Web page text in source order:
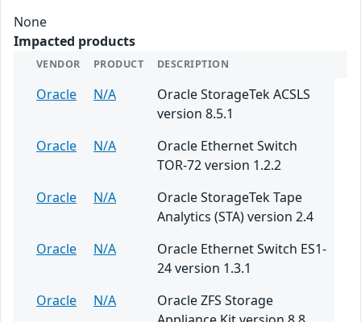
None
Impacted products
VENDOR PRODUCT DESCRIPTION
Oracle N/A
Oracle StorageTek ACSLS
version 8.5.1
Oracle
N/A
Oracle Ethernet Switch
TOR-72 version 1.2.2
Oracle
N/A
Oracle StorageTek Tape
Analytics (STA) version 2.4
Oracle
N/A
Oracle Ethernet Switch ES1-
24 version 1.3.1
Oracle
N/A
Oracle ZFS Storage